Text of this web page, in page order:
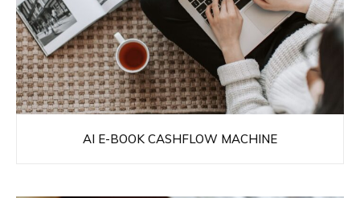
AI E-BOOK CASHFLOW MACHINE